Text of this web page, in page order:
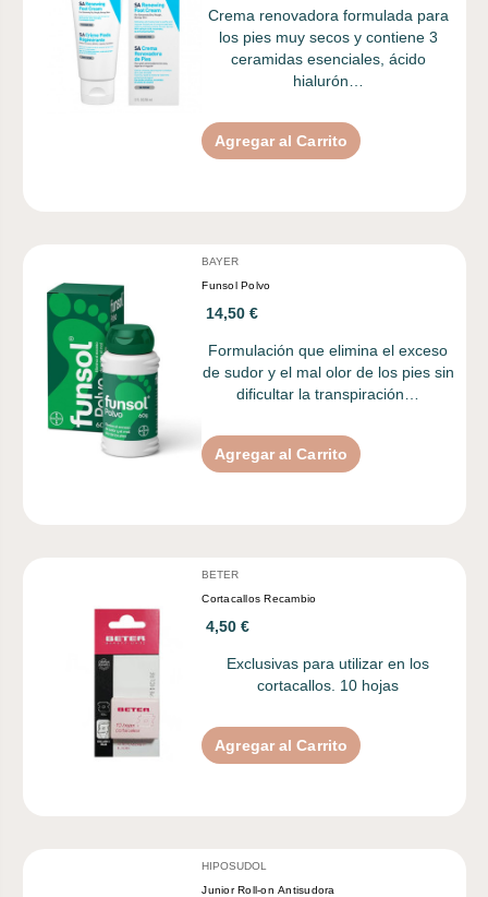
Crema renovadora formulada para
los pies muy secos y contiene 3
ceramidas esenciales, ácido
hialurón…
Agregar al Carrito
BAYER
Funsol Polvo
14,50 €
Formulación que elimina el exceso
de sudor y el mal olor de los pies sin
dificultar la transpiración…
Agregar al Carrito
BETER
Cortacallos Recambio
4,50 €
Exclusivas para utilizar en los
cortacallos. 10 hojas
Agregar al Carrito
HIPOSUDOL
Junior Roll-on Antisudora